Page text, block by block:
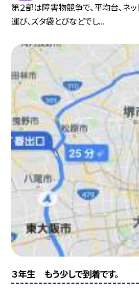
第２部は障害物競争で、平均台、ネッ
運び、ズタ袋とびなどでし...
３年生 もう少しで到着です。